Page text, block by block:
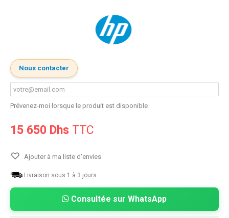
Nous contacter
Prévenez-moi lorsque le produit est disponible
15 650 Dhs TTC
Ajouter à ma liste d'envies
Livraison sous 1 à 3 jours.
Consultée sur WhatsApp